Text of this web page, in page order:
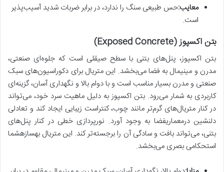
معایب:حس طبیعی سنگ را ندارد، در برابر ضربات شدید آسیب‌پذیر
است.
بتن اکسپوز (Exposed Concrete)
بتن اکسپوز، پنل‌های بتنی با سطح صیقلی است که جلوه‌ای صنعتی،
مدرن و مینیمال به فضا می‌بخشد. این متریال برای دکوراسیون‌های سبک
صنعتی و مدرن بسیار مناسب است و با دوام بالا و نگهداری آسان، گزینه‌ای
کاربردی به شمار می‌رود. بتن اکسپوز به دلیل ماهیت سرد خود، می‌تواند
در کنار متریال‌های گرم‌تر مانند چوب، کنتراست زیبایی ایجاد کند و تعادلی
دلنشین درمعماریفضا به وجود آورد. نورپردازی خطی در کنار پنل‌های
بتنی، می‌تواند بافت و سادگی آن را برجسته‌تر کند. این متریال بهسازهشما
استحکامی بصری می‌بخشد.